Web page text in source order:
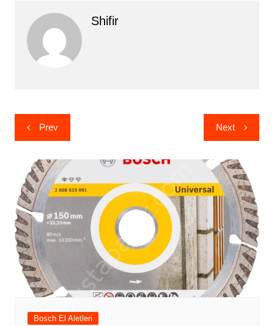
Shifir
Yazı
gezinmesi
Prev Next
Bosch El Aletleri